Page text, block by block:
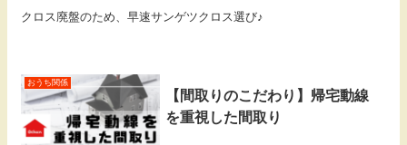
クロス廃盤のため、早速サンゲツクロス選び♪
おうち関係
【間取りのこだわり】帰宅動線
を重視した間取り